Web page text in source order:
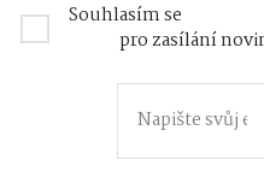
Souhlasím se
pro zasílání